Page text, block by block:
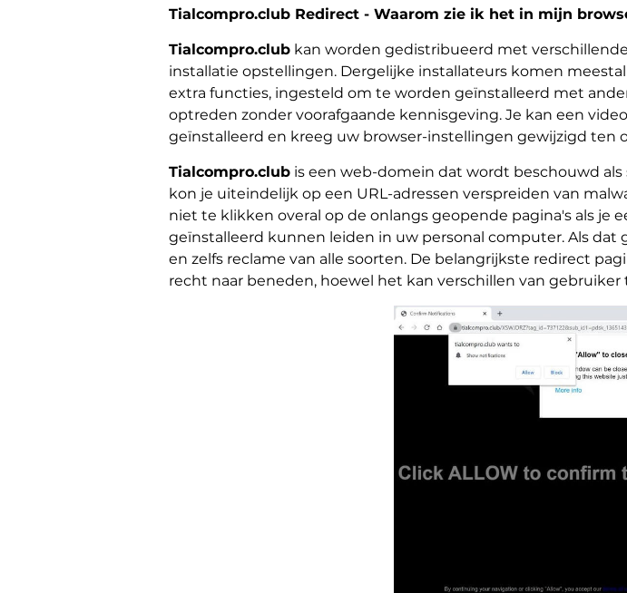
Tialcompro.club Redirect - Waarom zie ik het in mijn
Tialcompro.club kan worden gedistribueerd met
installatie opstellingen. Dergelijke installateurs komen
extra functies, ingesteld om te worden geïnstalleerd met
optreden zonder voorafgaande kennisgeving. Je kan een
geïnstalleerd en kreeg uw browser-instellingen gewijzigd ten
Tialcompro.club is een web-domein dat wordt beschouwd
kon je uiteindelijk op een URL-adressen verspreiden van
niet te klikken overal op de onlangs geopende pagina's als je
geïnstalleerd kunnen leiden in uw personal computer. Als
en zelfs reclame van alle soorten. De belangrijkste redirect
recht naar beneden, hoewel het kan verschillen van